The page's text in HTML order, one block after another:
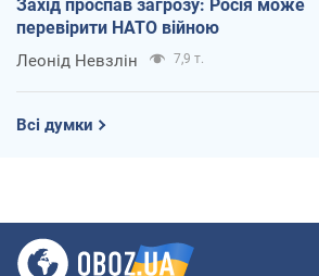
Захід проспав загрозу: Росія може
перевірити НАТО війною
Леонід Невзлін 7,9 т.
Всі думки